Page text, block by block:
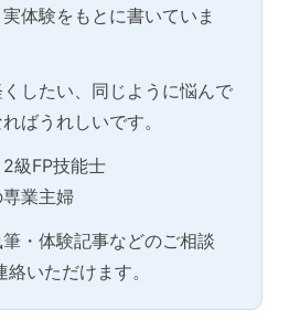
体験をもとに書いていま
したい、同じように悩んで
ばうれしいです。
級FP技能士
業主婦
・体験記事などのご相談
絡いただけます。